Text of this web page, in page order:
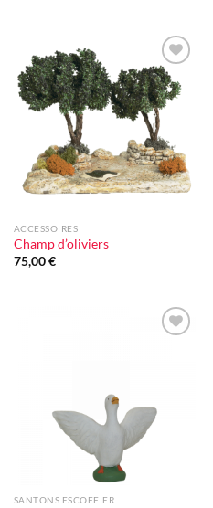
Ajouter
à la liste
d'envie
ACCESSOIRES
Champ d’oliviers
75,00€
SANTONS ESCOFFIER